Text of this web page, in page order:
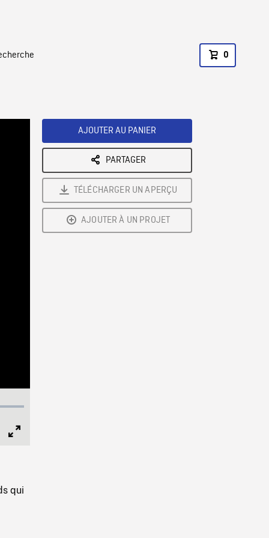
0
qui
AJOUTER AU PANIER
PARTAGER
TÉLÉCHARGER UN APERÇU
AJOUTER À UN PROJET